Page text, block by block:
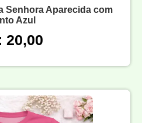
Senhora Aparecida com
Azul
20,00